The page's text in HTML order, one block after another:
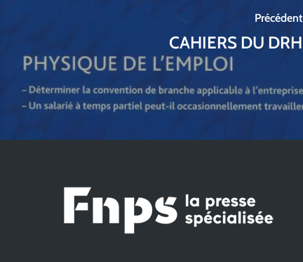
Précédent
CAHIERS DU DRH